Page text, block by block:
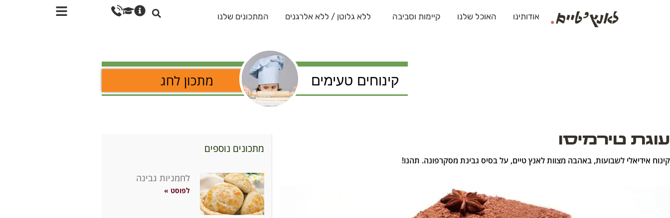
אודותינו האוכל שלנו קיימות וסביבה ללא גלוטן / ללא אלרגנים המתכונים שלנו
קינוחים טעימים מתכון לחג
עוגת טירמיסו
קינוח אידיאלי לשבועות, באהבה מצוות לאנץ טיים, על בסיס גבינת מסקרפונה. תהנו!
מתכונים נוספים
לחמניות גבינה
לפוסט »